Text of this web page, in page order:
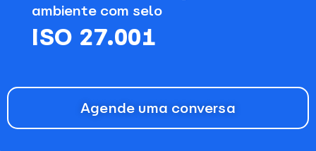
ambiente com selo
ISO 27.001
Agende uma conversa